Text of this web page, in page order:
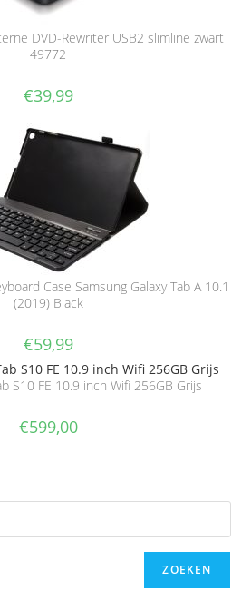
DVD-Rewriter USB2 slimline zwart
49772
€39,99
Case Samsung Galaxy Tab A 10.1
(2019) Black
€59,99
S10 FE 10.9 inch Wifi 256GB Grijs
€599,00
ZOEKEN